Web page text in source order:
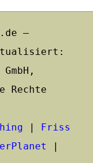
–
Rechte
| Friss
|